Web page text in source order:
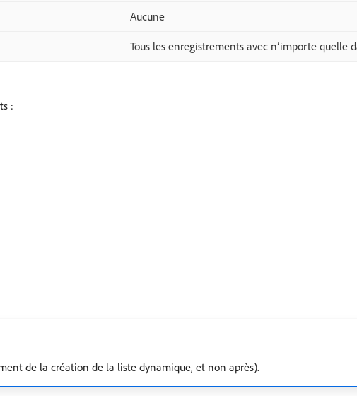
Aucune
Tous les enregistrements avec n’importe quelle
:
de la création de la liste dynamique, et non après).